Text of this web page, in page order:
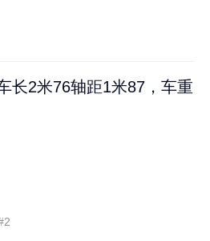
长2米76轴距1米87，车重